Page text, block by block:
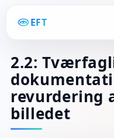
EFT
2.2:
revurdering
billedet